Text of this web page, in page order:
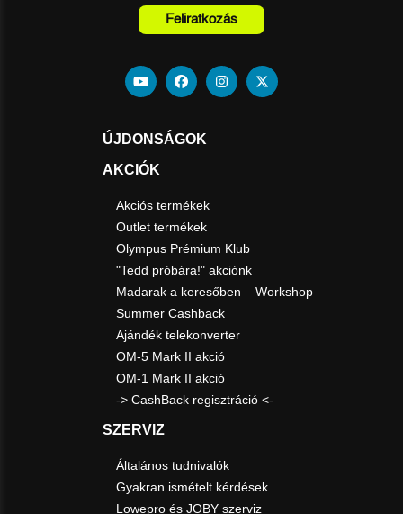
Feliratkozás
ÚJDONSÁGOK
AKCIÓK
Akciós termékek
Outlet termékek
Olympus Prémium Klub
"Tedd próbára!" akciónk
Madarak a keresőben – Workshop
Summer Cashback
Ajándék telekonverter
OM-5 Mark II akció
OM-1 Mark II akció
-> CashBack regisztráció <-
SZERVIZ
Általános tudnivalók
Gyakran ismételt kérdések
Lowepro és JOBY szerviz